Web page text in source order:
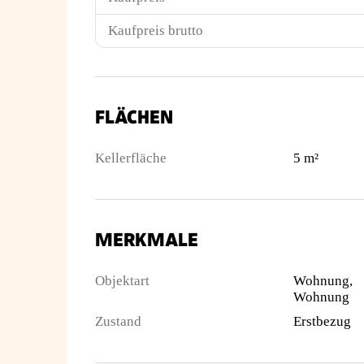
Kaufpreis brutto
FLÄCHEN
Kellerfläche 5 m²
MERKMALE
Objektart
Wohnung,
Wohnung
Zustand
Erstbezug